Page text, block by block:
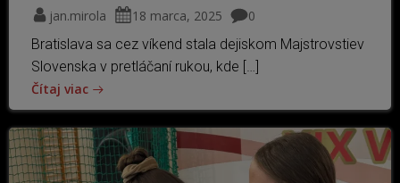
jan.mirola 18 marca, 2025
0
Bratislava sa cez víkend stala dejiskom Majstrovstiev
Slovenska v pretláčaní rukou, kde […]
Čítaj viac